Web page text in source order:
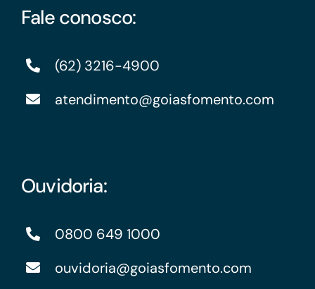
Fale conosco:
(62) 3216-4900
atendimento@goiasfomento.com
Ouvidoria:
0800 649 1000
ouvidoria@goiasfomento.com